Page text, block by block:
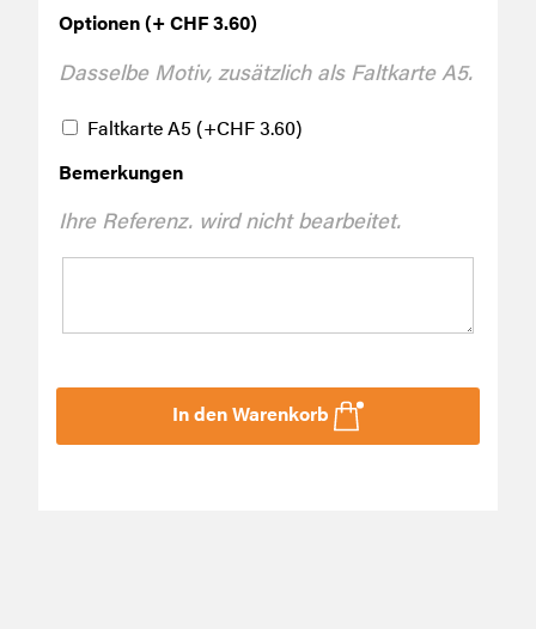
Optionen (+ CHF 3.60)
Dasselbe Motiv, zusätzlich als Faltkarte A5.
Faltkarte A5 (+CHF3.60)
Bemerkungen
Ihre Referenz. wird nicht bearbeitet.
In den Warenkorb